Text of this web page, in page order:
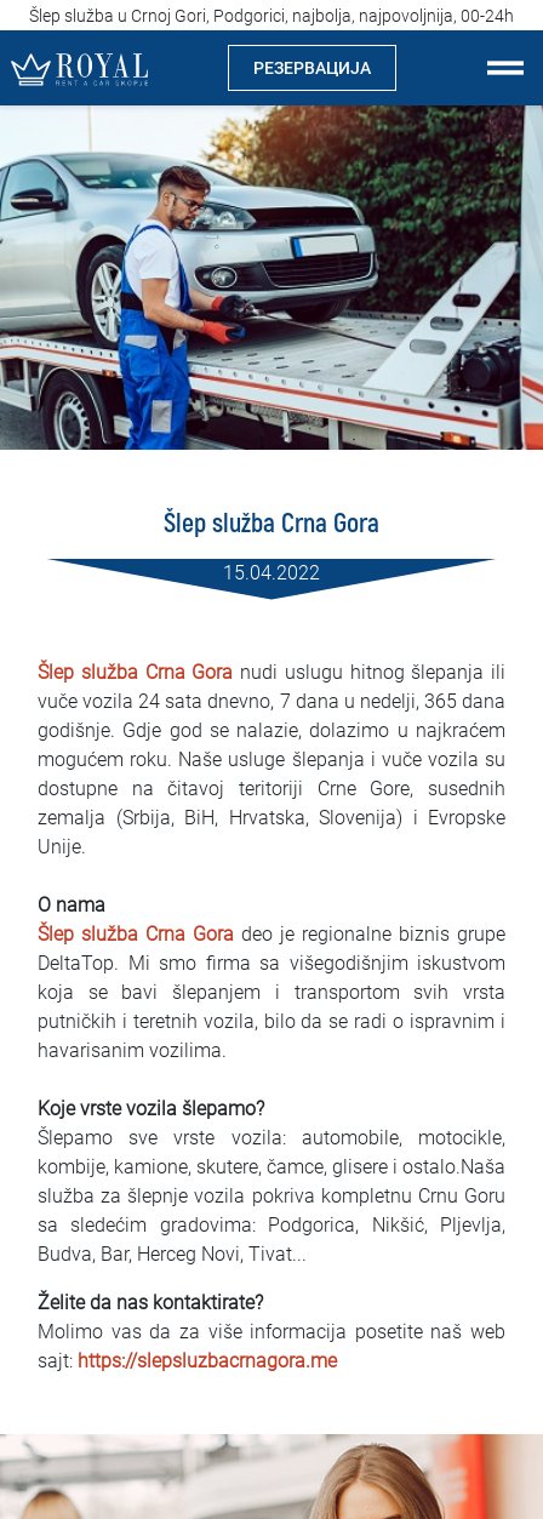
Šlep služba u Crnoj Gori, Podgorici, najbolja, najpovoljnija, 00-24h
РЕЗЕРВАЦИЈА
За нас
Компанија
Истакнуваме
Локации
Изнајмување на автомобили
Услови за изнајмување
Блог
Контакт
MАКЕДОНСКИ
ENGLISH
DEUTSCH
Šlep služba Crna Gora
15.04.2022
Šlep služba Crna Gora nudi uslugu hitnog šlepanja ili
vuče vozila 24 sata dnevno, 7 dana u nedelji, 365 dana
godišnje. Gdje god se nalazie, dolazimo u najkraćem
mogućem roku. Naše usluge šlepanja i vuče vozila su
dostupne na čitavoj teritoriji Crne Gore, susednih
zemalja (Srbija, BiH, Hrvatska, Slovenija) i Evropske
Unije.
O nama
Šlep služba Crna Gora deo je regionalne biznis grupe
DeltaTop. Mi smo firma sa višegodišnjim iskustvom
koja se bavi šlepanjem i transportom svih vrsta
putničkih i teretnih vozila, bilo da se radi o ispravnim i
havarisanim vozilima.
Koje vrste vozila šlepamo?
Šlepamo sve vrste vozila: automobile, motocikle,
kombije, kamione, skutere, čamce, glisere i ostalo.Naša
služba za šlepnje vozila pokriva kompletnu Crnu Goru
sa sledećim gradovima: Podgorica, Nikšić, Pljevlja,
Budva, Bar, Herceg Novi, Tivat...
Želite da nas kontaktirate?
Molimo vas da za više informacija posetite naš web
sajt: https://slepsluzbacrnagora.me